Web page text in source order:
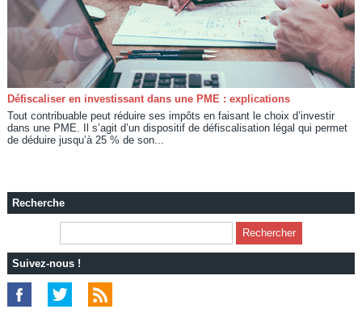
Défiscaliser en investissant dans une PME : explications
Tout contribuable peut réduire ses impôts en faisant le choix d’investir
dans une PME. Il s’agit d’un dispositif de défiscalisation légal qui permet
de déduire jusqu’à 25 % de son...
Recherche
Suivez-nous !